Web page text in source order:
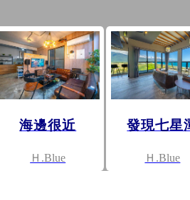
海邊很近
Ｈ.Blue
發現七星
Ｈ.Blue